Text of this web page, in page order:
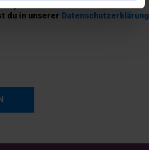
Venlo informiert werden.
du in unserer Datenschutzerklärung